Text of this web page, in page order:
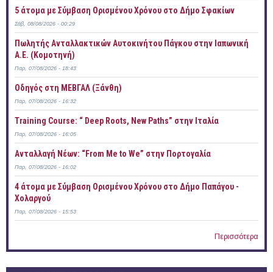
5 άτομα με Σύμβαση Ορισμένου Χρόνου στο Δήμο Σφακίων
Σάβ, 08/08/2026 - 00:29
Πωλητής Ανταλλακτικών Αυτοκινήτου Πάγκου στην Ιαπωνική
Α.Ε. (Κομοτηνή)
Παρ, 07/08/2026 - 18:43
Οδηγός στη ΜΕΒΓΑΛ (Ξάνθη)
Παρ, 07/08/2026 - 16:32
Training Course: “ Deep Roots, New Paths” στην Ιταλία
Παρ, 07/08/2026 - 16:05
Ανταλλαγή Νέων: “From Me to We” στην Πορτογαλία
Παρ, 07/08/2026 - 16:02
4 άτομα με Σύμβαση Ορισμένου Χρόνου στο Δήμο Παπάγου -
Χολαργού
Παρ, 07/08/2026 - 15:53
Περισσότερα